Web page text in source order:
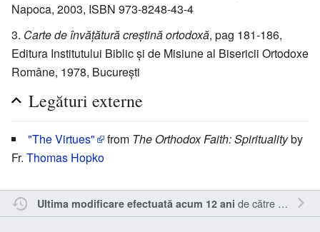
Napoca, 2003, ISBN 973-8248-43-4
Carte de învățătură creștină ortodoxă, pag 181-186,
Editura Institutului Biblic și de Misiune al Bisericii Ortodoxe
Române, 1978, București
Legături externe
"The Virtues" from The Orthodox Faith: Spiritualityby
Fr. Thomas Hopko
Ultima modificare efectuată acum 12 ani de către Nick15